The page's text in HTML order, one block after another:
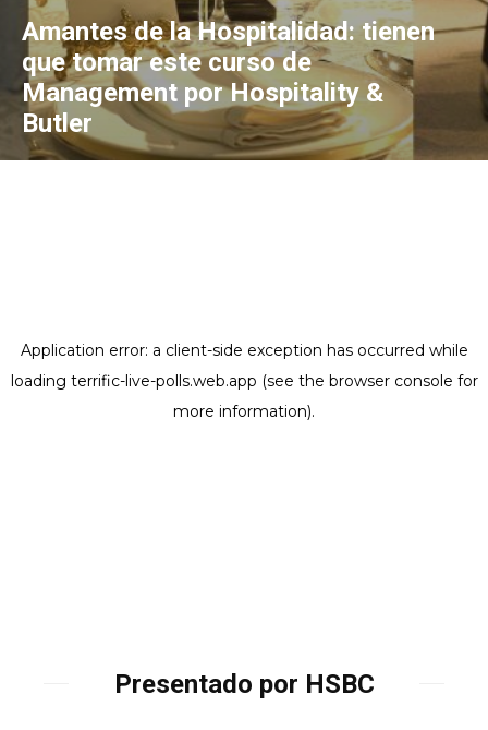
Amantes de la Hospitalidad: tienen
que tomar este curso de
Management por Hospitality &
Butler
Presentado por HSBC